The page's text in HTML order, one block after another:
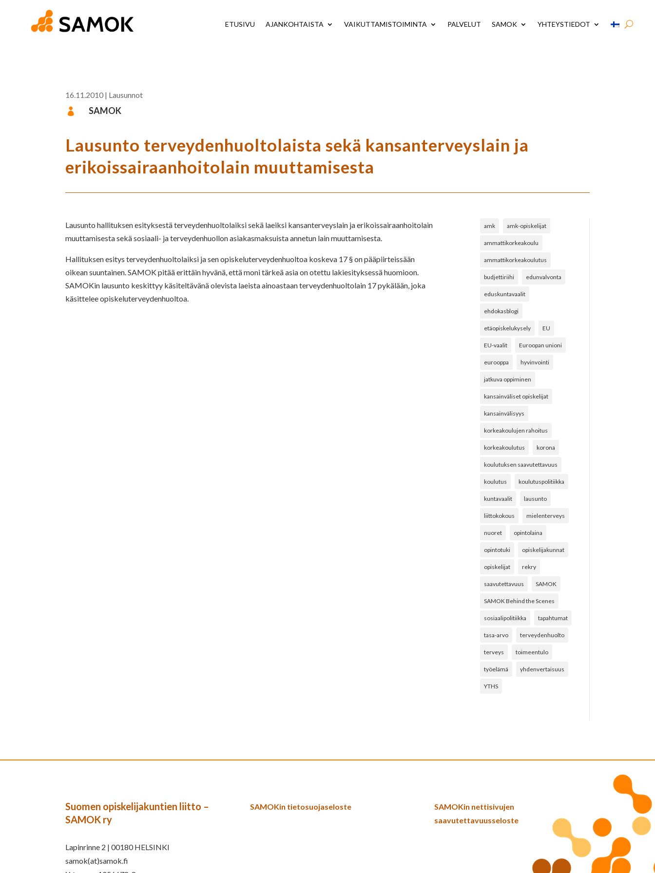
ETUSIVU AJANKOHTAISTA VAIKUTTAMISTOIMINTA PALVELUT SAMOK YHTEYSTIEDOT
16.11.2010 | Lausunnot
 SAMOK
Lausunto terveydenhuoltolaista sekä kansanterveyslain ja
erikoissairaanhoitolain muuttamisesta
Lausunto hallituksen esityksestä terveydenhuoltolaiksi sekä laeiksi kansanterveyslain ja erikoissairaanhoitolain
muuttamisesta sekä sosiaali- ja terveydenhuollon asiakasmaksuista annetun lain muuttamisesta.
Hallituksen esitys terveydenhuoltolaiksi ja sen opiskeluterveydenhuoltoa koskeva 17 § on pääpiirteissään
oikean suuntainen. SAMOK pitää erittäin hyvänä, että moni tärkeä asia on otettu lakiesityksessä huomioon.
SAMOKin lausunto keskittyy käsiteltävänä olevista laeista ainoastaan terveydenhuoltolain 17 pykälään, joka
käsittelee opiskeluterveydenhuoltoa.
amk amk-opiskelijat
ammattikorkeakoulu
ammattikorkeakoulutus
budjettiriihi edunvalvonta
eduskuntavaalit
ehdokasblogi
etäopiskelukysely EU
EU-vaalit Euroopan unioni
eurooppa hyvinvointi
jatkuva oppiminen
kansainväliset opiskelijat
kansainvälisyys
korkeakoulujen rahoitus
korkeakoulutus korona
koulutuksen saavutettavuus
koulutus koulutuspolitiikka
kuntavaalit lausunto
liittokokous mielenterveys
nuoret opintolaina
opintotuki opiskelijakunnat
opiskelijat rekry
saavutettavuus SAMOK
SAMOK Behind the Scenes
sosiaalipolitiikka tapahtumat
tasa-arvo terveydenhuolto
terveys toimeentulo
työelämä yhdenvertaisuus
YTHS
Suomen opiskelijakuntien liitto –
SAMOK ry
Lapinrinne 2 | 00180 HELSINKI
samok(at)samok.fi
SAMOKin tietosuojaseloste
SAMOKin nettisivujen
saavutettavuusseloste